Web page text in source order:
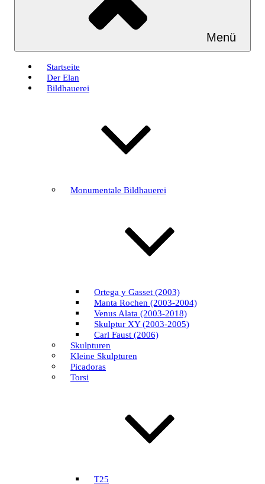
Menü
Startseite
Der Elan
Bildhauerei
Monumentale Bildhauerei
Ortega y Gasset (2003)
Manta Rochen (2003-2004)
Venus Alata (2003-2018)
Skulptur XY (2003-2005)
Carl Faust (2006)
Skulpturen
Kleine Skulpturen
Picadoras
Torsi
T25